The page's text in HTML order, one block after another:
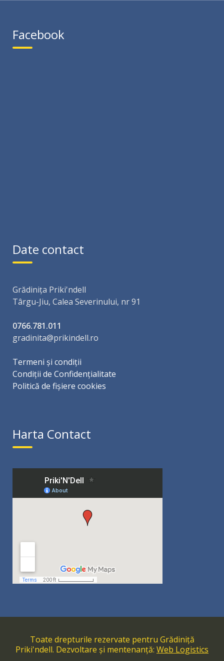
Facebook
Date contact
Grădinița Priki'ndell
Târgu-Jiu, Calea Severinului, nr 91
0766.781.011
gradinita@prikindell.ro
Termeni și condiții
Condiții de Confidențialitate
Politică de fișiere cookies
Harta Contact
Toate drepturile rezervate pentru Grădiniță
Priki'ndell. Dezvoltare și mentenanță: Web Logistics